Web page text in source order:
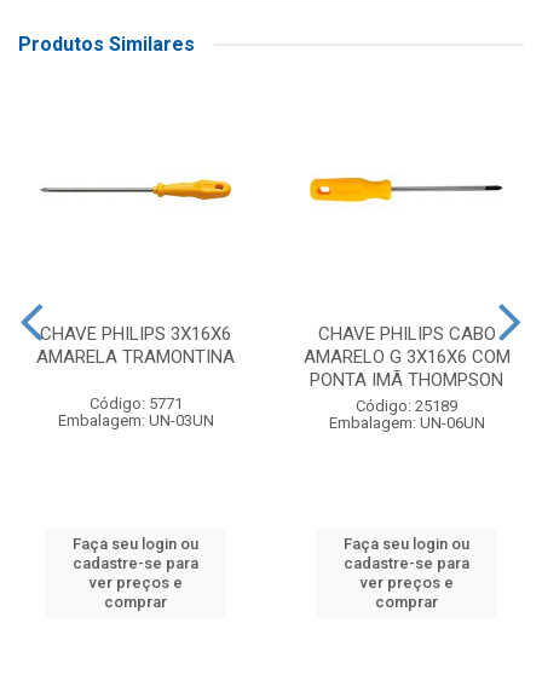
Produtos Similares
CHAVE PHILIPS 3X16X6
AMARELA TRAMONTINA
Código: 5771
Embalagem: UN-03UN
Faça seu login ou
cadastre-se para
ver preços e
comprar
CHAVE PHILIPS CABO
AMARELO G 3X16X6 COM
PONTA IMÃ THOMPSON
Código: 25189
Embalagem: UN-06UN
Faça seu login ou
cadastre-se para
ver preços e
comprar